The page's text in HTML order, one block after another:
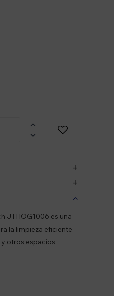


JTHOG1006 es una
la limpieza eficiente
otros espacios